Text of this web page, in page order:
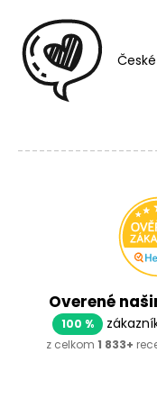
Overené
100 %
z celkom 1 833+